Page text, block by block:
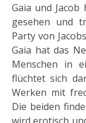
Gaia und
gesehen und
Party von
Gaia hat das
Menschen in
flüchtet sich
Werken mit
Die beiden